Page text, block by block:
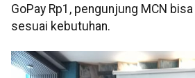
GoPay Rp1, pengunjung MCN
sesuai kebutuhan.